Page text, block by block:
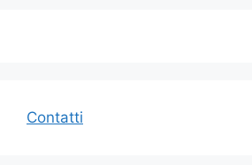
Contatti